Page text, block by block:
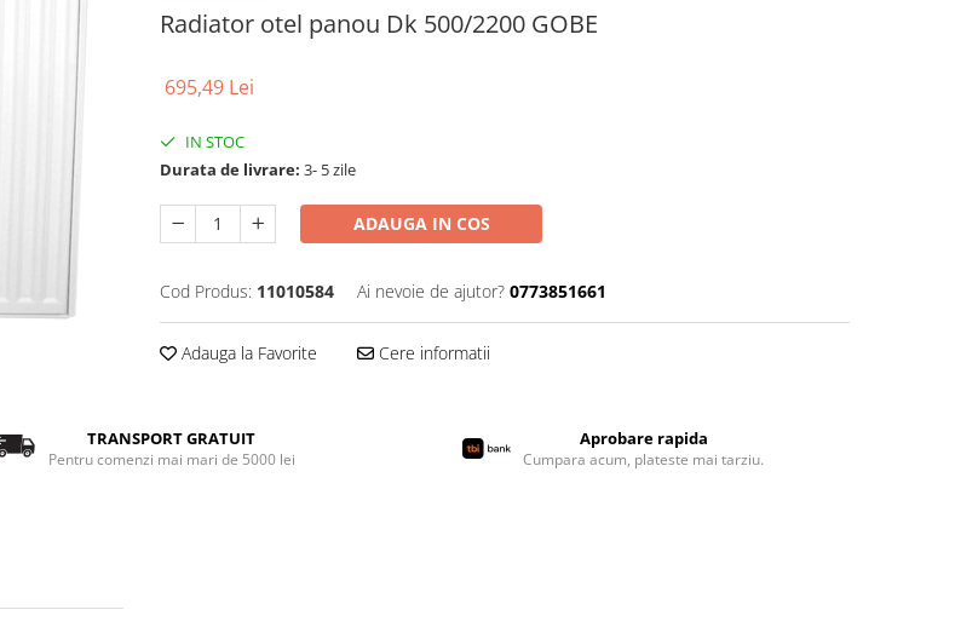
Radiator otel panou Dk 500/2200 GOBE
695,49 Lei
IN STOC
Durata de livrare: 3- 5 zile
ADAUGA IN COS
Cod Produs: 11010584 Ai nevoie de ajutor? 0773851661
Adauga la Favorite Cere informatii
TRANSPORT GRATUIT
Pentru comenzi mai mari de 5000 lei
Aprobare rapida
Cumpara acum, plateste mai tarziu.